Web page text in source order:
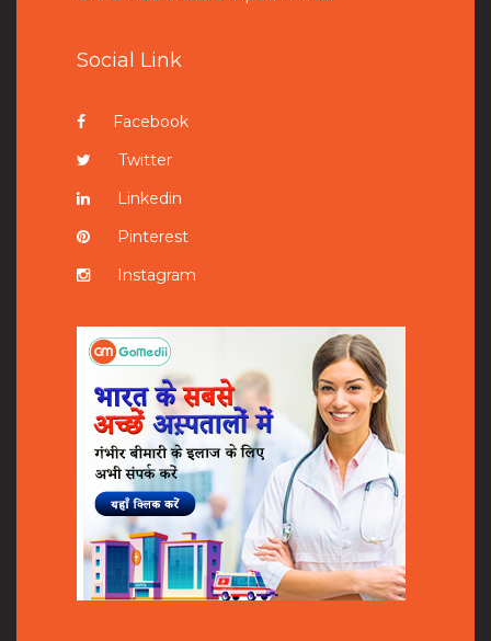
Social Link
Facebook
Twitter
Linkedin
Pinterest
Instagram